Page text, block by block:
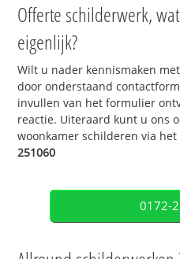
Offerte schilderwerk,
eigenlijk?
Wilt u nader kennismaken
door onderstaand
invullen van het formulier
reactie. Uiteraard kunt u ons
woonkamer schilderen via
251060
0172-